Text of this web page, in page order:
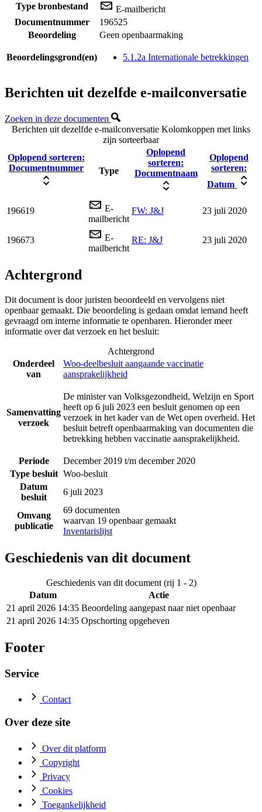
Type bronbestand
E-mailbericht
Documentnummer
196525
Beoordeling
Geen openbaarmaking
Beoordelingsgrond(en) 5.1.2a Internationale betrekkingen
Berichten uit dezelfde e-mailconversatie
Zoeken in deze documenten
Berichten uit dezelfde e-mailconversatie Kolomkoppen met links
zijn sorteerbaar
Oplopend sorteren:
Documentnummer
Type
Oplopend
sorteren:
Documentnaam
Oplopend
sorteren:
Datum
196619
E-
mailbericht
FW: J&J 23 juli 2020
196673
E-
mailbericht
RE: J&J 23 juli 2020
Achtergrond
Dit document is door juristen beoordeeld en vervolgens niet
openbaar gemaakt. Die beoordeling is gedaan omdat iemand heeft
gevraagd om interne informatie te openbaren. Hieronder meer
informatie over dat verzoek en het besluit:
Achtergrond
Onderdeel
van
Woo-deelbesluit aangaande vaccinatie
aansprakelijkheid
Samenvatting
verzoek
De minister van Volksgezondheid, Welzijn en Sport
heeft op 6 juli 2023 een besluit genomen op een
verzoek in het kader van de Wet open overheid. Het
besluit betreft openbaarmaking van documenten die
betrekking hebben vaccinatie aansprakelijkheid.
Periode
December 2019 t/m december 2020
Type besluit Woo-besluit
Datum
besluit
6 juli 2023
Omvang
publicatie
69 documenten
waarvan 19 openbaar gemaakt
Inventarislijst
Geschiedenis van dit document
Geschiedenis van dit document (rij 1 - 2)
Datum
Actie
21 april 2026 14:35 Beoordeling aangepast naar niet openbaar
21 april 2026 14:35 Opschorting opgeheven
Footer
Service
Contact
Over deze site
Over dit platform
Copyright
Privacy
Cookies
Toegankelijkheid